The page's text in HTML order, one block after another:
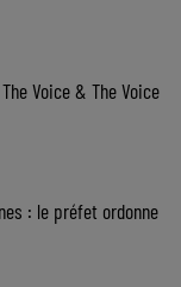
Voice & The Voice
: le préfet ordonne